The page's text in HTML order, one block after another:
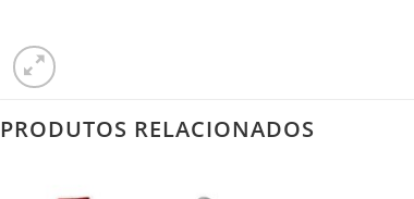
PRODUTOS RELACIONADOS